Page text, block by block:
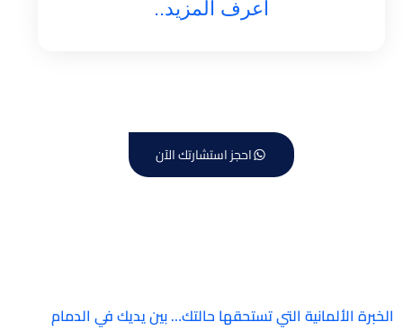
اعرف المزيد..
احجز استشارتك الآن
الخبرة الألمانية التي تستحقها حالتك… بين يديك في الدمام